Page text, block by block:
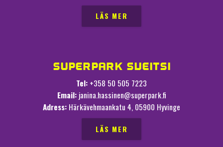
LÄS MER
SUPERPARK SVEITSI
Tel: +358 50 505 7223
Email: janina.hassinen@superpark.fi
Adress: Härkävehmaankatu 4, 05900 Hyvinge
LÄS MER